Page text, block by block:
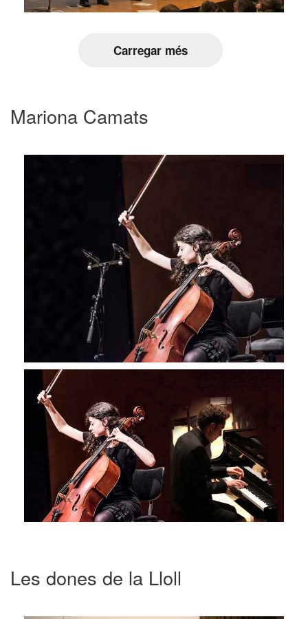
Carregar més
Mariona Camats
Les dones de la Lloll